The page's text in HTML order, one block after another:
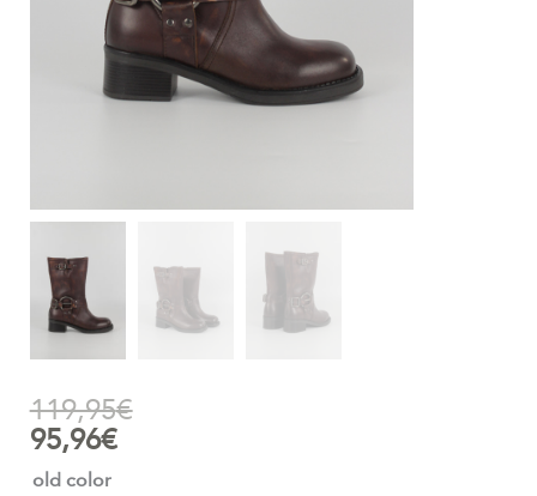
119,95€
95,96€
old color